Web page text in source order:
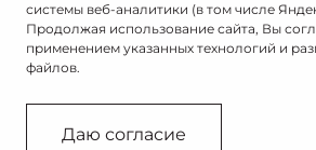
© 2026
© АТОМ АВТО
Сделано в ПЕРКС
системы веб-аналитики (в том числе
Продолжая использование сайта, Вы
применением указанных технологий и
файлов.
Даю согласие